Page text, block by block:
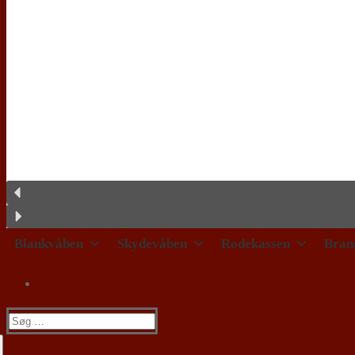
Blankvåben Skydevåben Rodekassen
Søg